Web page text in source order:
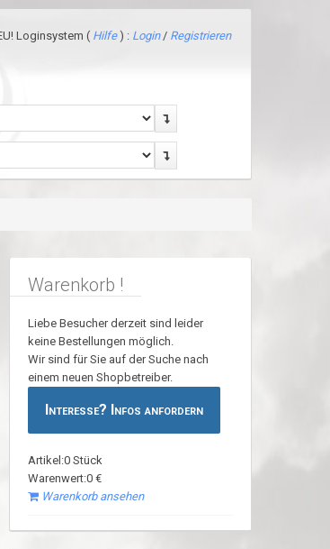
Loginsystem ( Hilfe) : Login/ Registrieren
Warenkorb !
Liebe Besucher derzeit sind leider
keine Bestellungen möglich.
Wir sind für Sie auf der Suche nach
einem neuen Shopbetreiber.
Interesse? Infos anfordern
Artikel:0 Stück
Warenwert:0 €
Warenkorb ansehen